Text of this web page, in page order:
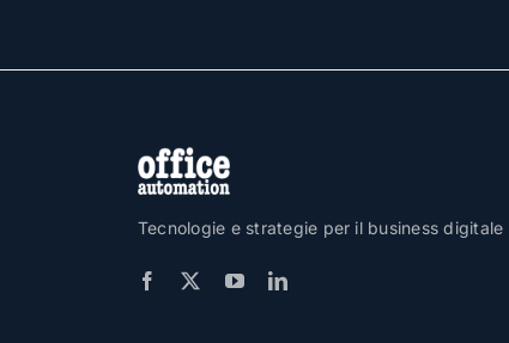
Tecnologie e strategie per il business digitale